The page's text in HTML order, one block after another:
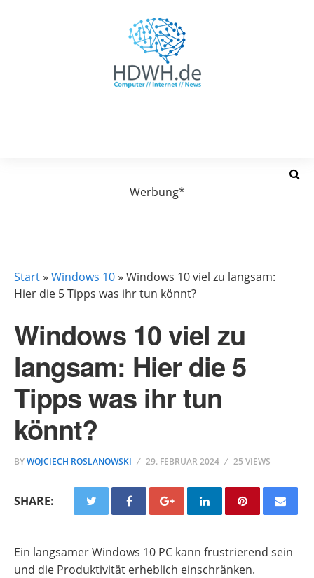
Werbung*
Start» Windows 10» Windows 10 viel zu langsam:
Hier die 5 Tipps was ihr tun könnt?
Windows 10 viel zu
langsam: Hier die 5
Tipps was ihr tun
könnt?
BYWOJCIECH ROSLANOWSKI 29. FEBRUAR 2024 25 VIEWS
SHARE:
Ein langsamer Windows 10 PC kann frustrierend sein
und die Produktivität erheblich einschränken.